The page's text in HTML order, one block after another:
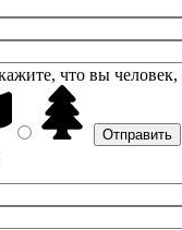
что вы человек,